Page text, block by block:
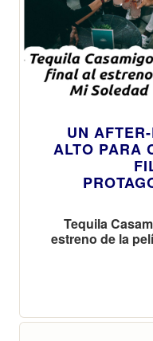
UN
ALTO PARA
Tequila
estreno de la